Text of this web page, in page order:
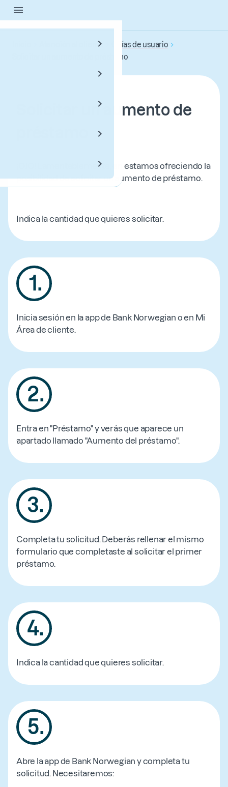
Saltar
al
Atención al cliente
Guías de usuario
Solicitar un aumento de préstamo
Solicitar un aumento de
¡OJO! Lamentablemente, en estamos ofreciendo la
posibilidad de solicitar un aumento de préstamo.
Indica la cantidad que quieres solicitar.
1 .
Inicia sesión en la app de Bank Norwegian o en Mi
Área de cliente.
2.
Entra en "Préstamo" y verás que aparece un
apartado llamado "Aumento del préstamo".
3.
Completa tu solicitud. Deberás rellenar el mismo
formulario que completaste al solicitar el primer
préstamo.
4.
Indica la cantidad que quieres solicitar.
5.
Abre la app de Bank Norwegian y completa tu
solicitud. Necesitaremos: